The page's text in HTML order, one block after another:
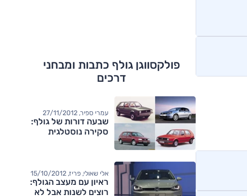
פולקסווגן גולף כתבות ומבחני
דרכים
עמרי ספיר, 27/11/2012
שבעה דורות של גולף:
סקירה נוסטלגית
אלי שאולי, פריז, 15/10/2012
ראיון עם מעצב הגולף:
רוצים לשנות אבל לא